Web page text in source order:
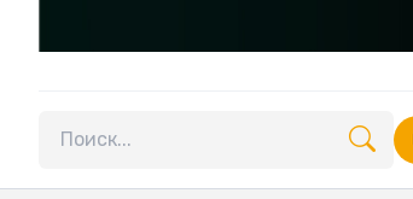
Поиск по сайту